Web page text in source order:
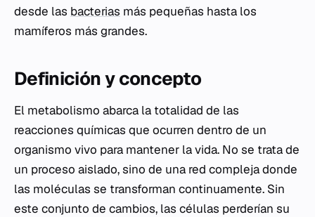
desde las bacterias más pequeñas hasta los
mamíferos más grandes.
Definición y concepto
El metabolismo abarca la totalidad de las
reacciones químicas que ocurren dentro de un
organismo vivo para mantener la vida. No se trata de
un proceso aislado, sino de una red compleja donde
las moléculas se transforman continuamente. Sin
este conjunto de cambios, las células perderían su